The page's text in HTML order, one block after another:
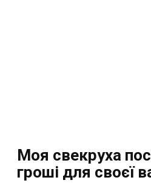
Моя свекруха
гроші для своєї